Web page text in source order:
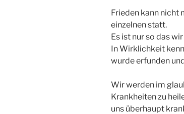
Frieden kann nicht
einzelnen statt.
Es ist nur so das
In Wirklichkeit
wurde erfunden
Wir werden im
Krankheiten zu
uns überhaupt